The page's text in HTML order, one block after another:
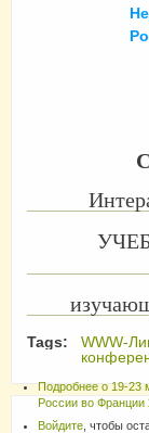
Tags: WWW-
Подробнеео 19-23
России во Франции
Войдите , чтобы